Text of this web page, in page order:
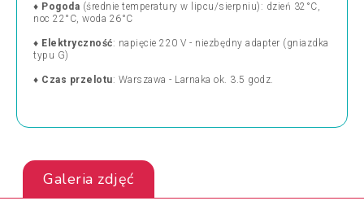
♦ Pogoda (średnie temperatury w lipcu/sierpniu): dzień 32°C,
noc 22°C, woda 26°C
♦ Elektryczność: napięcie 220 V - niezbędny adapter (gniazdka
typu G)
♦ Czas przelotu: Warszawa - Larnaka ok. 3.5 godz.
Galeria zdjęć